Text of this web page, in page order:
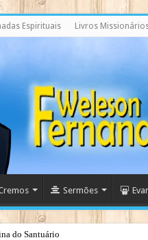
Espirituais Livros
Sermões
do Santuário
A Mensagem Profética do Santuário